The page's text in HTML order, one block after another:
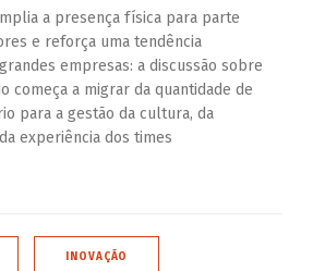
a presença física para parte
e reforça uma tendência
empresas: a discussão sobre
começa a migrar da quantidade de
para a gestão da cultura, da
experiência dos times
INOVAÇÃO